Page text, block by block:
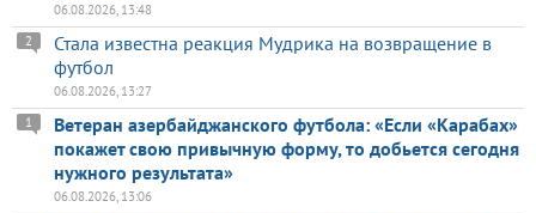
06.08.2026, 13:48
Стала известна реакция Мудрика на возвращение в
футбол
2
06.08.2026, 13:27
Ветеран азербайджанского футбола: «Если «Карабах»
покажет свою привычную форму, то добьется сегодня
нужного результата»
1
06.08.2026, 13:06